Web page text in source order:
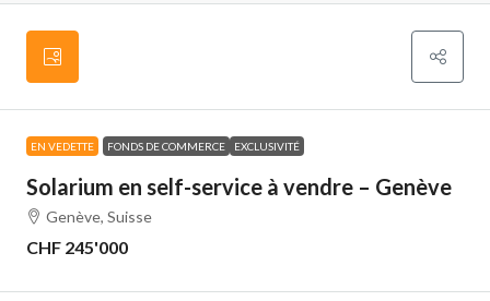
EN VEDETTE FONDS DE COMMERCE EXCLUSIVITÉ
Solarium en self-service à vendre – Genève
Genève, Suisse
CHF 245'000